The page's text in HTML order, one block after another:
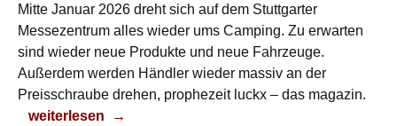
Mitte Januar 2026 dreht sich auf dem Stuttgarter
Messezentrum alles wieder ums Camping. Zu erwarten
sind wieder neue Produkte und neue Fahrzeuge.
Außerdem werden Händler wieder massiv an der
Preisschraube drehen, prophezeit luckx – das magazin.
Neues Jahr startet mit Camping
weiterlesen →